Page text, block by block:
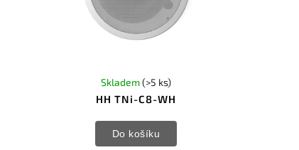
HH TNi-C8-WH
Skladem(>5 ks)
Do košíku